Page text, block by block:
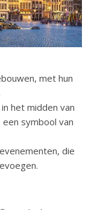
met hun
het midden van
symbool van
die